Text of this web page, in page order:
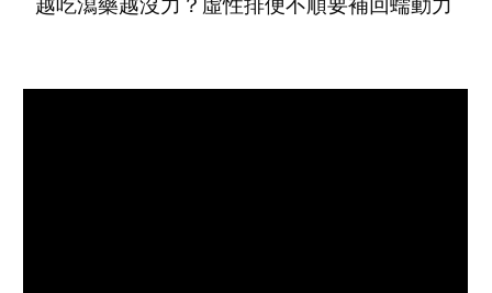
越吃瀉藥越沒力？虛性排便不順要補回蠕動力